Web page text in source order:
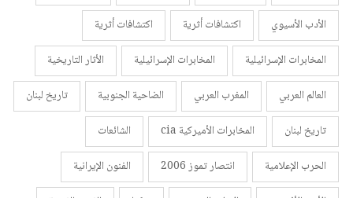
الأدب الأسيوي اكتشافات أثرية
اكتشافات أثرية
المخابرات الإسرائيلية
المخابرات الإسرائيلية
الأثار التاريخية
العالم العربي
المغرب العربي الضاحية الجنوبية
تاريخ لبنان
تاريخ لبنان
المخابرات الأميركية cia
الشائعات
الحرب الإعلامية
انتصار تموز 2006
الفنون الإيرانية